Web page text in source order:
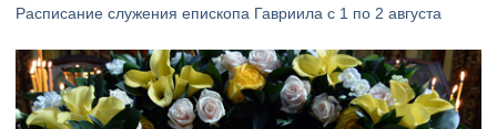
Расписание служения епископа Гавриила с 1 по 2 августа